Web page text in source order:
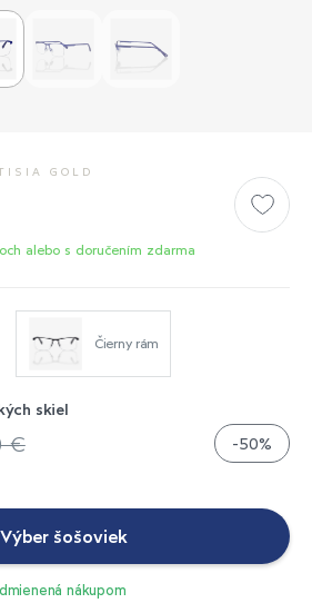
GOLD
alebo s doručením zdarma
Čierny rám
skiel
€ -50%
Výber šošoviek
nákupom